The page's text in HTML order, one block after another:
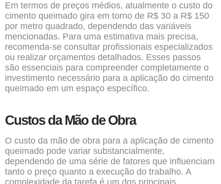
Em termos de preços médios, atualmente o custo do
cimento queimado gira em torno de R$ 30 a R$ 150
por metro quadrado, dependendo das variáveis
mencionadas. Para uma estimativa mais precisa,
recomenda-se consultar profissionais especializados
ou realizar orçamentos detalhados. Esses passos
são essenciais para compreender completamente o
investimento necessário para a aplicação do cimento
queimado em um espaço específico.
Custos da Mão de Obra
O custo da mão de obra para a aplicação de cimento
queimado pode variar substancialmente,
dependendo de uma série de fatores que influenciam
tanto o preço quanto a execução do trabalho. A
complexidade da tarefa é um dos principais